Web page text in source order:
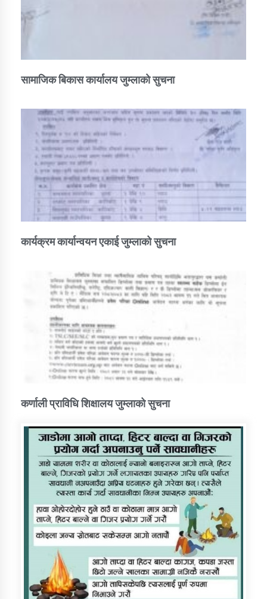
सामाजिक बिकास कार्यालय जुम्लाकाे सुचना
कार्यक्रम कार्यान्वयन एकाई जुम्लाको सुचना
कर्णाली प्राविधि शिक्षालय जुम्लाको सुचना